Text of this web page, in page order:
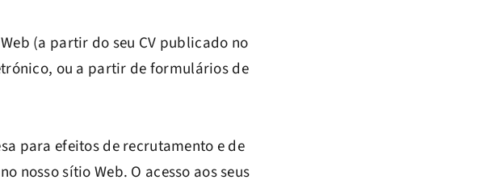
(a partir do seu CV publicado no
ou a partir de formulários de
para efeitos de recrutamento e de
nosso sítio Web. O acesso aos seus